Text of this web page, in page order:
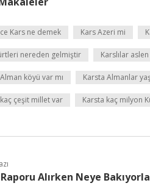
Kars ne demek Kars Azeri mi
nereden gelmiştir Karslılar
köyü var mı Karsta Almanlar
çeşit millet var Karsta kaç milyon
Raporu Alırken Neye